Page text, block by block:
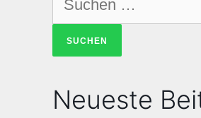
Neueste